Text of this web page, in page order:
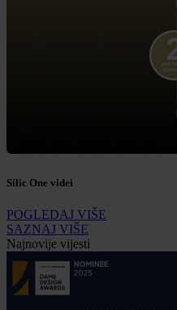
Silic One videi
POGLEDAJ VIŠE
SAZNAJ VIŠE
Najnovije vijesti